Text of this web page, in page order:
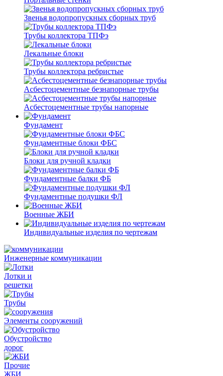
Звенья водопропускных сборных труб
Трубы коллектора ТПФэ
Лекальные блоки
Трубы коллектора ребристые
Асбестоцементные безнапорные трубы
Асбестоцементные трубы напорные
Фундамент
Фундаментные блоки ФБС
Блоки для ручной кладки
Фундаментные балки ФБ
Фундаментные подушки ФЛ
Военные ЖБИ
Индивидуальные изделия по чертежам
Инженерные коммуникации
Лотки и
решетки
Трубы
Элементы сооружений
Обустройство
дорог
Прочие